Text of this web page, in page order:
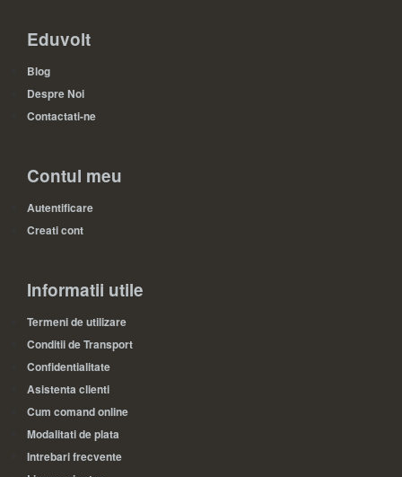
Eduvolt
Blog
Despre Noi
Contactati-ne
Contul meu
Autentificare
Creati cont
Informatii utile
Termeni de utilizare
Conditii de Transport
Confidentialitate
Asistenta clienti
Cum comand online
Modalitati de plata
Intrebari frecvente